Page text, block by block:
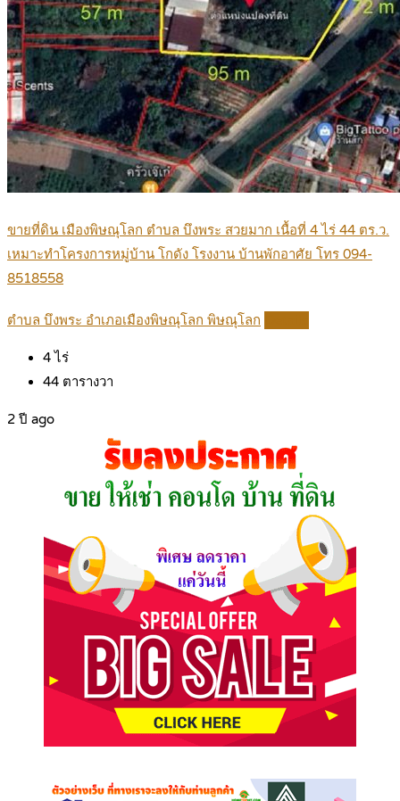
ขายที่ดิน เมืองพิษณุโลก ตำบล บึงพระ สวยมาก เนื้อที่ 4 ไร่ 44 ตร.ว.
เหมาะทำโครงการหมู่บ้าน โกดัง โรงงาน บ้านพักอาศัย โทร 094-
8518558
ตำบล บึงพระ อำเภอเมืองพิษณุโลก พิษณุโลก
4ไร่
44 ตารางวา
2 ปี ago